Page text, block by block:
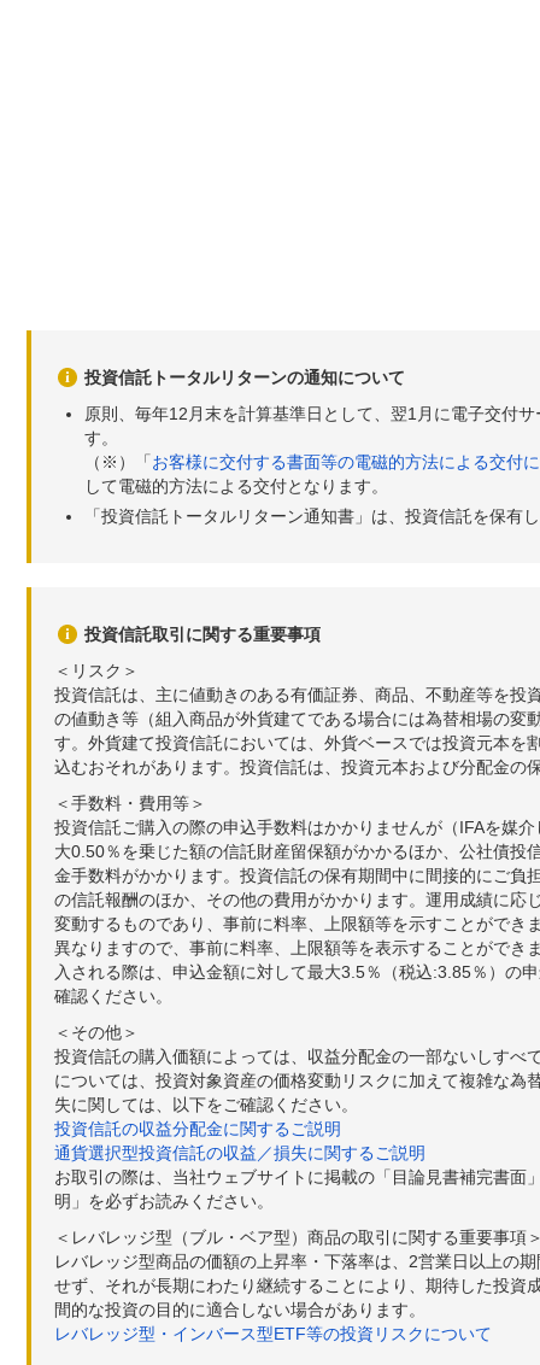
投資信託トータルリターンの通知について
原則、毎年12月末を計算基準日として、翌1月に電子交付
す。
（※）「お客様に交付する書面等の電磁的方法による交付
して電磁的方法による交付となります。
「投資信託トータルリターン通知書」は、投資信託を保有
投資信託取引に関する重要事項
＜リスク＞
投資信託は、主に値動きのある有価証券、商品、不動産等を
の値動き等（組入商品が外貨建てである場合には為替相場の
す。外貨建て投資信託においては、外貨ベースでは投資元本
込むおそれがあります。投資信託は、投資元本および分配金の
＜手数料・費用等＞
投資信託ご購入の際の申込手数料はかかりませんが（IFAを媒
大0.50％を乗じた額の信託財産留保額がかかるほか、公社債
金手数料がかかります。投資信託の保有期間中に間接的にご
の信託報酬のほか、その他の費用がかかります。運用成績に
変動するものであり、事前に料率、上限額等を示すことがで
異なりますので、事前に料率、上限額等を表示することがで
入される際は、申込金額に対して最大3.5％（税込:3.85％）の
確認ください。
＜その他＞
投資信託の購入価額によっては、収益分配金の一部ないしす
については、投資対象資産の価格変動リスクに加えて複雑な
失に関しては、以下をご確認ください。
投資信託の収益分配金に関するご説明
通貨選択型投資信託の収益／損失に関するご説明
お取引の際は、当社ウェブサイトに掲載の「目論見書補完書
明」を必ずお読みください。
＜レバレッジ型（ブル・ベア型）商品の取引に関する重要事項
レバレッジ型商品の価額の上昇率・下落率は、2営業日以上の
せず、それが長期にわたり継続することにより、期待した投
間的な投資の目的に適合しない場合があります。
レバレッジ型・インバース型ETF等の投資リスクについて